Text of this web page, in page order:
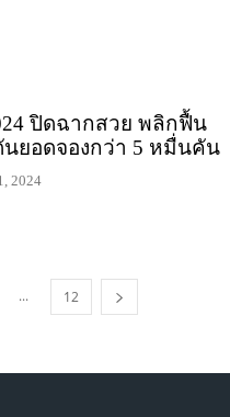
ปิดฉากสวย พลิกฟื้น
ยอดจองกว่า 5 หมื่นคัน
2024
... 12